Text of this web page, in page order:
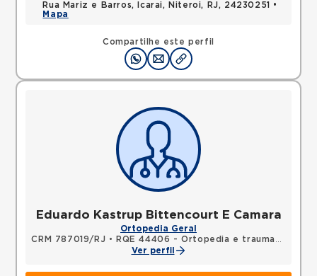
Compartilhe este perfil
Rua Mariz e Barros, Icarai, Niteroi, RJ, 24230251 •
Mapa
Eduardo Kastrup Bittencourt E Camara
Ortopedia Geral
CRM 787019/RJ •
RQE 44406 - Ortopedia e traumatologia
Ver perfil